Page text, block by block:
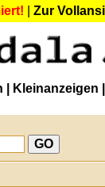
Zur
| Kleinanzeigen